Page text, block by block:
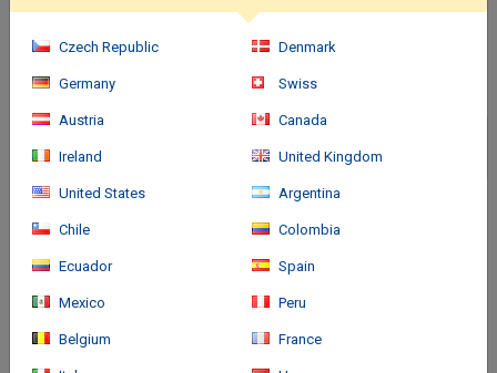
Anreise
Czech Republic Denmark
Germany Swiss
Austria Canada
Ireland United Kingdom
United States Argentina
Chile Colombia
Ecuador Spain
Mexico Peru
Belgium France